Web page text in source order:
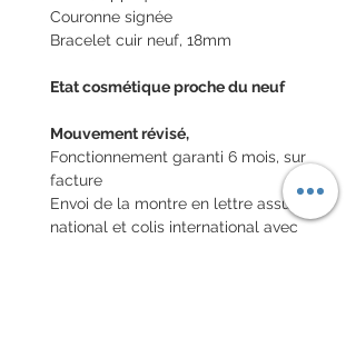
Couronne signée
Bracelet cuir neuf, 18mm
Etat cosmétique proche du neuf
Mouvement révisé,
Fonctionnement garanti 6 mois, sur
facture
Envoi de la montre en lettre assuré
national et colis international avec